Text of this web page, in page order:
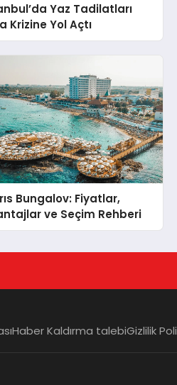
Yaz Tadilatları
Krizine Yol Açtı
Bungalov: Fiyatlar,
ve Seçim Rehberi
Haber Kaldırma talebiGizlilik